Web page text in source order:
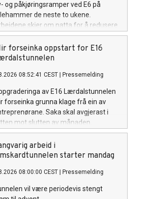
og påkjøringsramper ved E6 på
de neste to ukene.
skjer om natta for å redusere
for trafikantene.
forseinka oppstart for E16
08:52:41 CEST Pressemelding
av E16 Lærdalstunnelen
forseinka grunna klage frå ein av
Saka skal avgjerast i
mot slutten av månaden.
arbeid i
starter mandag
08:00:00 CEST Pressemelding
vil være periodevis stengt